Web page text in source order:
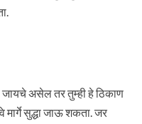
जायचे असेल तर तुम्ही हे ठिकाण
मार्गे सुद्धा जाऊ शकता. जर